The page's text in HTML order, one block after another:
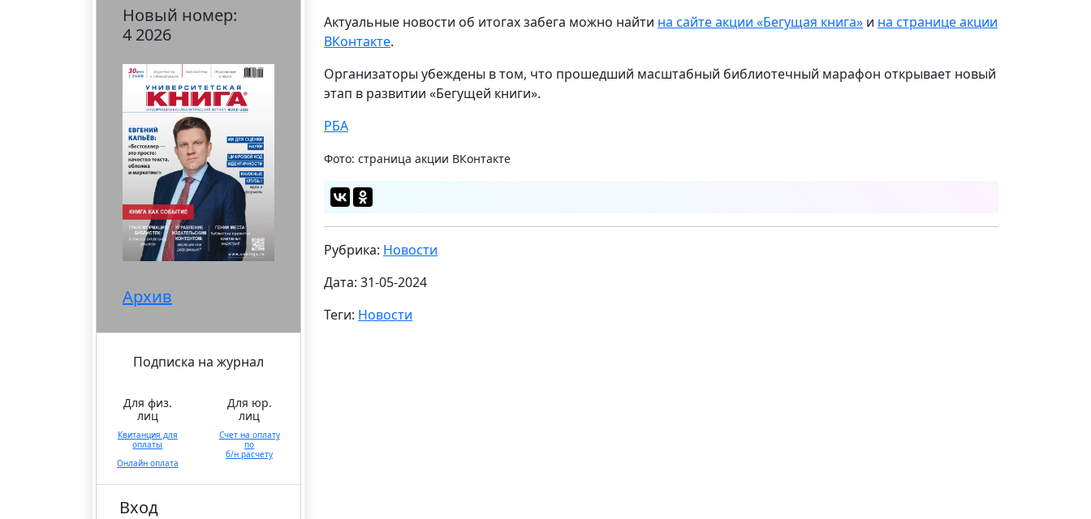
Новый номер:
4 2026
Архив
Подписка на журнал
Для физ.
лиц
Квитанция для
оплаты
Онлайн оплата
Для юр.
лиц
Счет на оплату
по
б/н расчету
Вход
Актуальные новости об итогах забега можно найти на сайте акции «Бегущая книга» и на странице акции
ВКонтакте.
Организаторы убеждены в том, что прошедший масштабный библиотечный марафон открывает новый
этап в развитии «Бегущей книги».
РБА
Фото: страница акции ВКонтакте
Рубрика: Новости
Дата: 31-05-2024
Теги: Новости